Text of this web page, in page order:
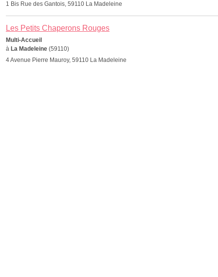
1 Bis Rue des Gantois, 59110 La Madeleine
Les Petits Chaperons Rouges
Multi-Accueil
à La Madeleine (59110)
4 Avenue Pierre Mauroy, 59110 La Madeleine